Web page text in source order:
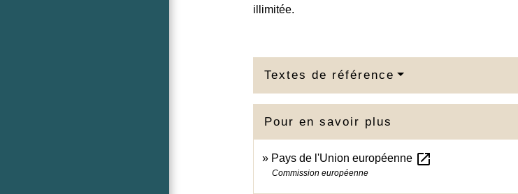
illimitée.
Textes de référence
Pour en savoir plus
Pays de l'Union européenne open_in_new
Commission européenne